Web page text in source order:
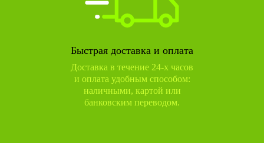
Быстрая доставка и оплата
Доставка в течение 24-х часов
и оплата удобным способом:
наличными, картой или
банковским переводом.